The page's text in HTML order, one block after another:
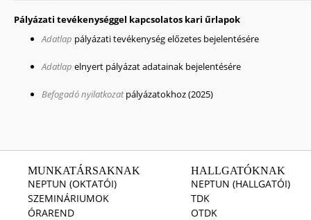
Pályázati tevékenységgel kapcsolatos kari űrlapok
Adatlap pályázati tevékenység előzetes bejelentésére
Adatlap elnyert pályázat adatainak bejelentésére
Befogadó nyilatkozatpályázatokhoz (2025)
MUNKATÁRSAKNAK
NEPTUN (OKTATÓI)
SZEMINÁRIUMOK
ÓRAREND
HALLGATÓKNAK
NEPTUN (HALLGATÓI)
TDK
OTDK